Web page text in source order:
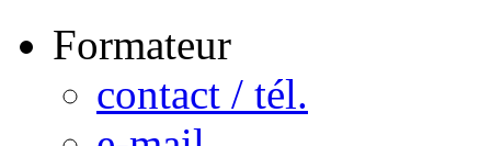
Formateur
contact / tél.